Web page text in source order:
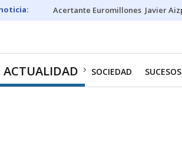
Acertante Euromillones Javier
ACTUALIDAD SOCIEDAD SUCESOS